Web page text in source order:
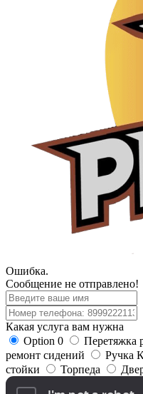
Ошибка.
Сообщение не отправлено!
Какая услуга вам нужна
Option 0
Перетяжка
ремонт сидений
Ручка
стойки
Торпеда